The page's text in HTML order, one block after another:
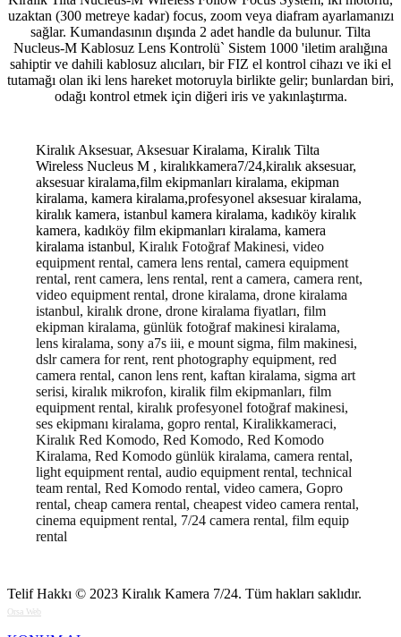
uzaktan (300 metreye kadar) focus, zoom veya diafram ayarlamanızı
sağlar. Kumandasının dışında 2 adet handle da bulunur. Tilta
Nucleus-M Kablosuz Lens Kontrolü` Sistem 1000 'iletim aralığına
sahiptir ve dahili kablosuz alıcıları, bir FIZ el kontrol cihazı ve iki el
tutamağı olan iki lens hareket motoruyla birlikte gelir; bunlardan biri,
odağı kontrol etmek için diğeri iris ve yakınlaştırma.
Kiralık Aksesuar, Aksesuar Kiralama, Kiralık Tilta
Wireless Nucleus M , kiralıkkamera7/24,kiralık aksesuar,
aksesuar kiralama,film ekipmanları kiralama, ekipman
kiralama, kamera kiralama,profesyonel aksesuar kiralama,
kiralık kamera, istanbul kamera kiralama, kadıköy kiralık
kamera, kadıköy film ekipmanları kiralama, kamera
kiralama istanbul, Kiralık Fotoğraf Makinesi, video
equipment rental, camera lens rental, camera equipment
rental, rent camera, lens rental, rent a camera, camera rent,
video equipment rental, drone kiralama, drone kiralama
istanbul, kiralık drone, drone kiralama fiyatları, film
ekipman kiralama, günlük fotoğraf makinesi kiralama,
lens kiralama, sony a7s iii, e mount sigma, film makinesi,
dslr camera for rent, rent photography equipment, red
camera rental, canon lens rent, kaftan kiralama, sigma art
serisi, kiralık mikrofon, kiralik film ekipmanları, film
equipment rental, kiralık profesyonel fotoğraf makinesi,
ses ekipmanı kiralama, gopro rental, Kiralikkameraci,
Kiralık Red Komodo, Red Komodo, Red Komodo
Kiralama, Red Komodo günlük kiralama, camera rental,
light equipment rental, audio equipment rental, technical
team rental, Red Komodo rental, video camera, Gopro
rental, cheap camera rental, cheapest video camera rental,
cinema equipment rental, 7/24 camera rental, film equip
rental
Telif Hakkı © 2023 Kiralık Kamera 7/24. Tüm hakları saklıdır.
Orsa Web